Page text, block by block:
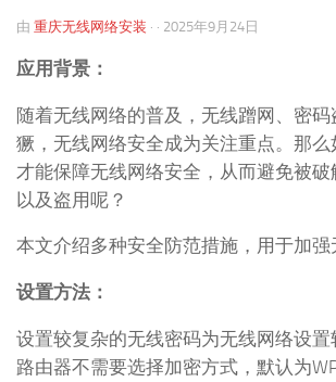
由 重庆无线网络安装 · · 2025年9月24日
应用背景：
随着无线网络的普及，无线蹭网、密
獗，无线网络安全成为关注重点。那么
才能保障无线网络安全，从而避免被破
以及盗用呢？
本文介绍多种安全防范措施，用于加强
设置方法：
设置较复杂的无线密码为无线网络设置
路由器不需要选择加密方式，默认为